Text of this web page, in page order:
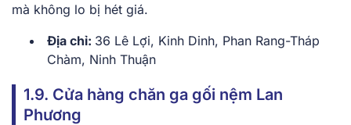
mà không lo bị hét giá.
Địa chỉ: 36 Lê Lợi, Kinh Dinh, Phan Rang-Tháp
Chàm, Ninh Thuận
1.9. Cửa hàng chăn ga gối nệm Lan
Phương